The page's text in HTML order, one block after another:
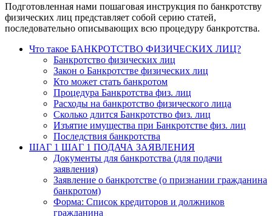
Подготовленная нами пошаговая инструкция по банкротству
физических лиц представляет собой серию статей,
последовательно описывающих всю процедуру банкротства.
Что такое БАНКРОТСТВО ФИЗИЧЕСКИХ ЛИЦ?
Банкротство физических лиц
Закон о Банкротстве физических лиц
Кто может стать банкротом
Процедура Банкротства физ. лиц
Расходы на банкротство физического лица
Сколько длится Банкротство физ. лиц
Изъятие имущества при Банкротстве физ. лиц
Последствия банкротства
ШАГ 1 ШАГ 1 ПОДАЧА ЗАЯВЛЕНИЯ
Документы для банкротства (для подачи
заявления)
Заявление о банкротстве (о признании гражданина
банкротом)
Форма: Список кредиторов и должников
гражданина